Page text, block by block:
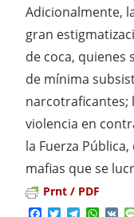
Adicionalmente,
gran
de coca, quienes
de mínima
narcotraficantes;
violencia en
la Fuerza
mafias que se
Prnt / PDF